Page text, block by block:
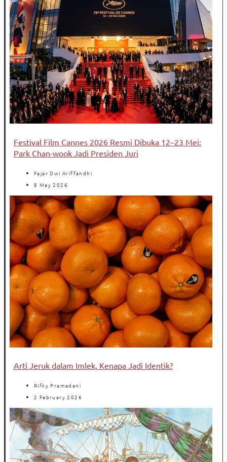
Festival Film Cannes 2026 Resmi Dibuka 12–23 Mei:
Park Chan-wook Jadi Presiden Juri
Fajar Dwi Ariffandhi
8 May 2026
Arti Jeruk dalam Imlek, Kenapa Jadi Identik?
Rifky Pramadani
2 February 2026